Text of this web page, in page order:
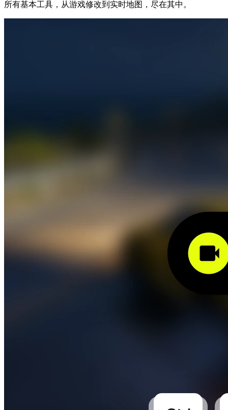
所有基本工具，从游戏修改到实时地图，尽在其中。